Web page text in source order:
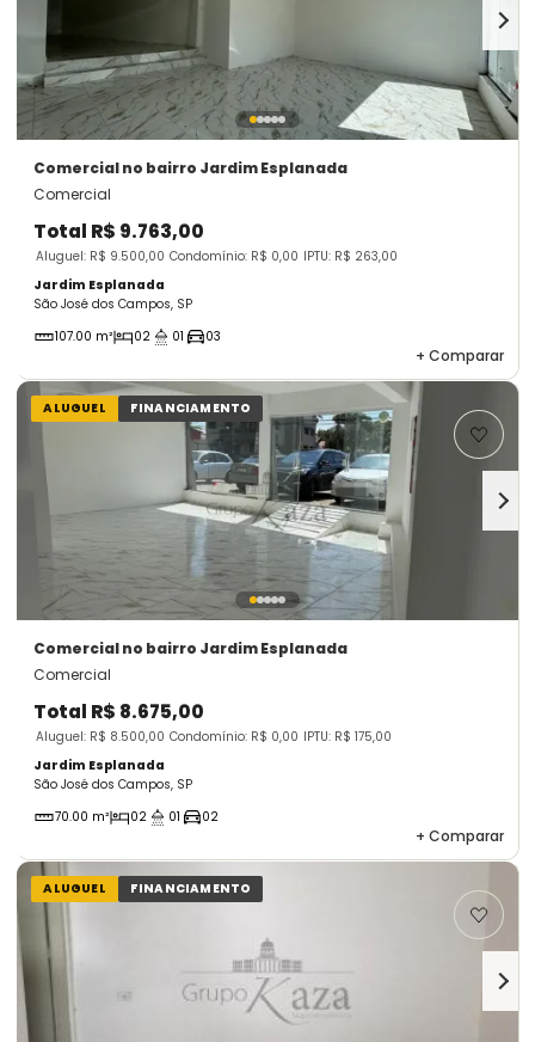
Comercialno bairro Jardim Esplanada
Comercial
Total R$ 9.763,00
Aluguel: R$ 9.500,00 Condomínio: R$ 0,00 IPTU: R$ 263,00
Jardim Esplanada
São José dos Campos, SP
107.00 m²
02 01 03
+ Comparar
ALUGUEL FINANCIAMENTO
Comercialno bairro Jardim Esplanada
Comercial
Total R$ 8.675,00
Aluguel: R$ 8.500,00 Condomínio: R$ 0,00 IPTU: R$ 175,00
Jardim Esplanada
São José dos Campos, SP
70.00 m²
02 01 02
+ Comparar
ALUGUEL FINANCIAMENTO